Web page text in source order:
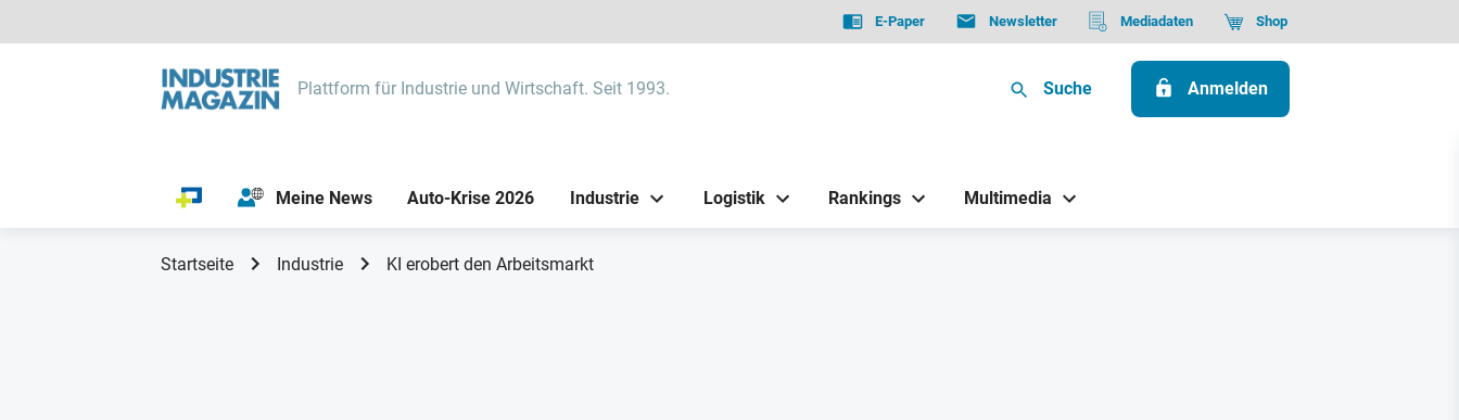
E-Paper Newsletter Mediadaten Shop
Plattform für Industrie und Wirtschaft. Seit 1993. Suche Anmelden
Meine News Auto-Krise 2026 Industrie Logistik Rankings Multimedia
Startseite Industrie KI erobert den Arbeitsmarkt